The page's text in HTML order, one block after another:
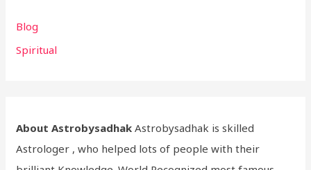
Blog
Spiritual
About Astrobysadhak Astrobysadhak is skilled
Astrologer , who helped lots of people with their